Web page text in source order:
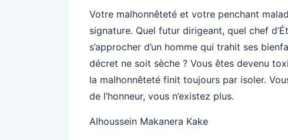
Votre malhonnêteté et votre penchant
signature. Quel futur dirigeant, quel chef
s’approcher d’un homme qui trahit ses
décret ne soit sèche ? Vous êtes devenu
la malhonnêteté finit toujours par isoler.
de l’honneur, vous n’existez plus.
Alhoussein Makanera Kake